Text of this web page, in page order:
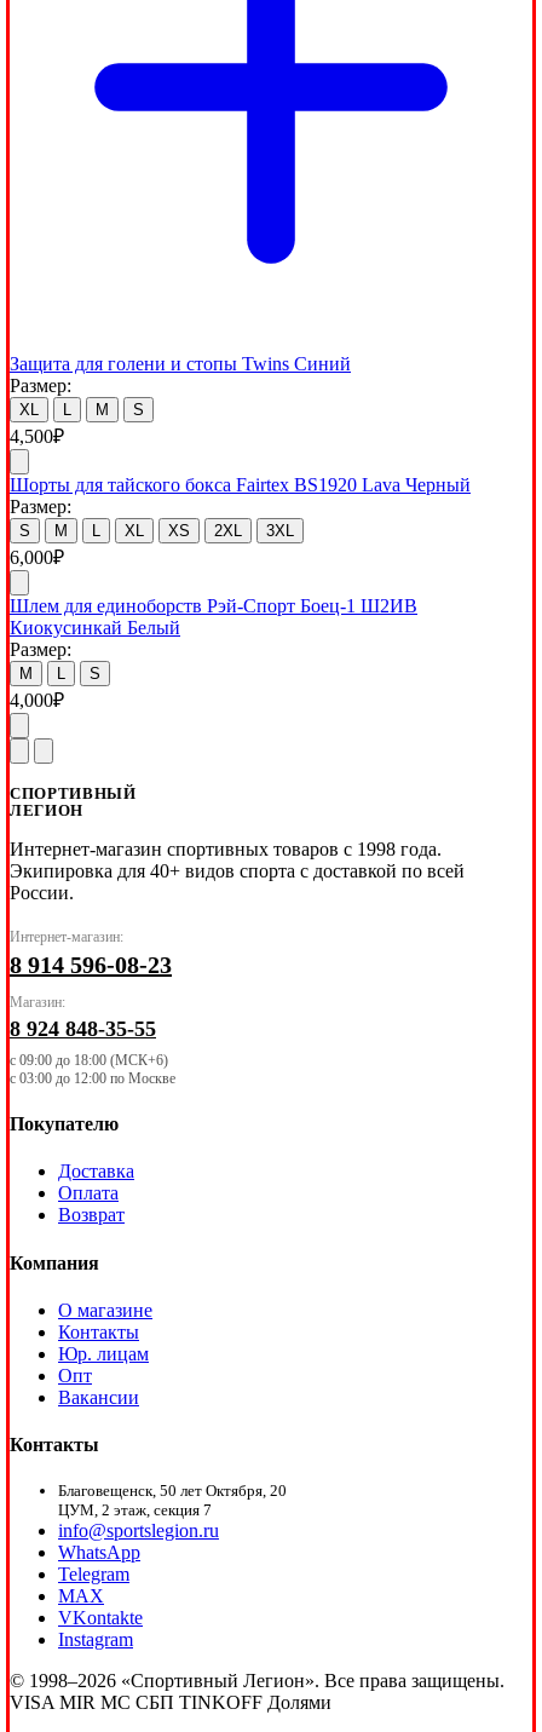
Защита для голени и стопы Twins Синий
Размер:
XL M S
4,500₽
Шорты для тайского бокса Fairtex BS1920 Lava Черный
Размер:
S M XL XS 2XL 3XL
6,000₽
Шлем для единоборств Рэй-Спорт Боец-1 Ш2ИВ
Киокусинкай Белый
Размер:
M S
4,000₽
СПОРТИВНЫЙ
ЛЕГИОН
Интернет-магазин спортивных товаров с 1998 года.
Экипировка для 40+ видов спорта с доставкой по всей
России.
Интернет-магазин:
8 914 596-08-23
Магазин:
8 924 848-35-55
с 09:00 до 18:00 (МСК+6)
с 03:00 до 12:00 по Москве
Покупателю
Доставка
Оплата
Возврат
Компания
О магазине
Контакты
Юр. лицам
Опт
Вакансии
Контакты
Благовещенск, 50 лет Октября, 20
ЦУМ, 2 этаж, секция 7
info@sportslegion.ru
WhatsApp
Telegram
MAX
VKontakte
Instagram
© 1998–2026 «Спортивный Легион». Все права защищены.
VISA MIR MC СБП TINKOFF Долями